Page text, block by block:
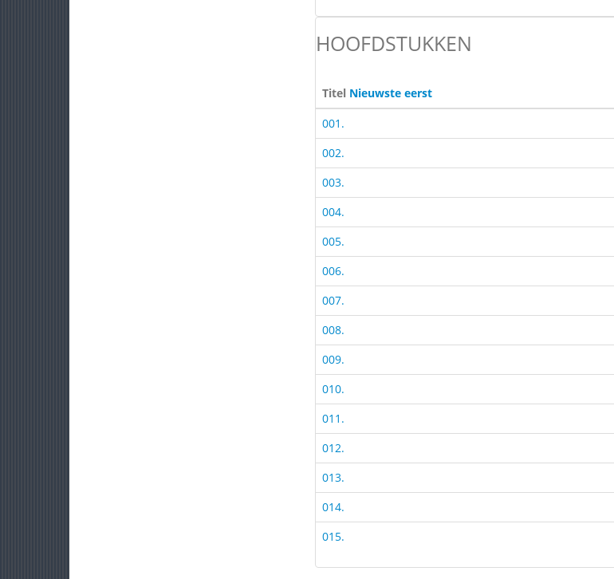
HOOFDSTUKKEN
Titel Nieuwste eerst
001.
002.
003.
004.
005.
006.
007.
008.
009.
010.
011.
012.
013.
014.
015.